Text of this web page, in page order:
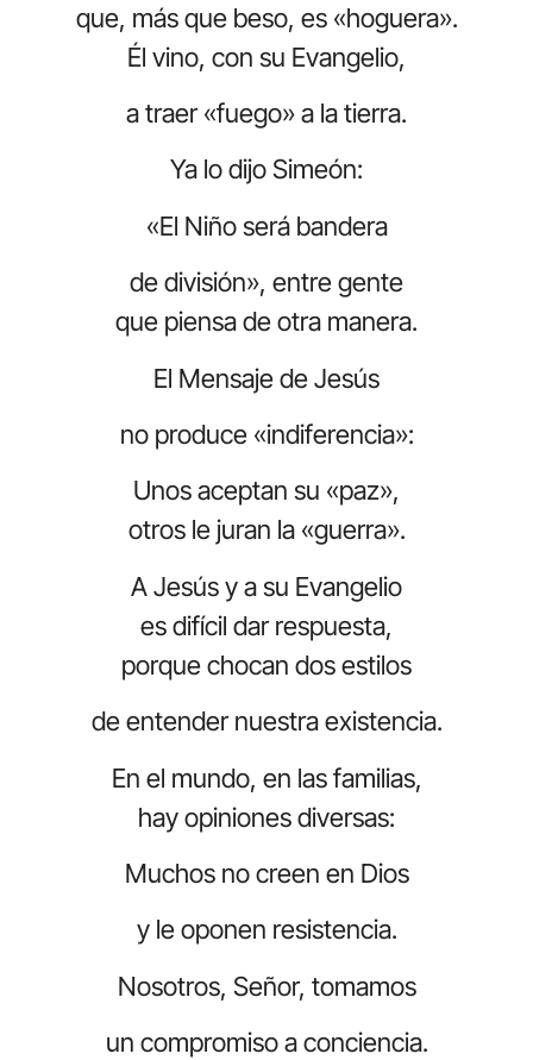
que, más que beso, es «hoguera».
Él vino, con su Evangelio,
a traer «fuego» a la tierra.
Ya lo dijo Simeón:
«El Niño será bandera
de división», entre gente
que piensa de otra manera.
El Mensaje de Jesús
no produce «indiferencia»:
Unos aceptan su «paz»,
otros le juran la «guerra».
A Jesús y a su Evangelio
es difícil dar respuesta,
porque chocan dos estilos
de entender nuestra existencia.
En el mundo, en las familias,
hay opiniones diversas:
Muchos no creen en Dios
y le oponen resistencia.
Nosotros, Señor, tomamos
un compromiso a conciencia.